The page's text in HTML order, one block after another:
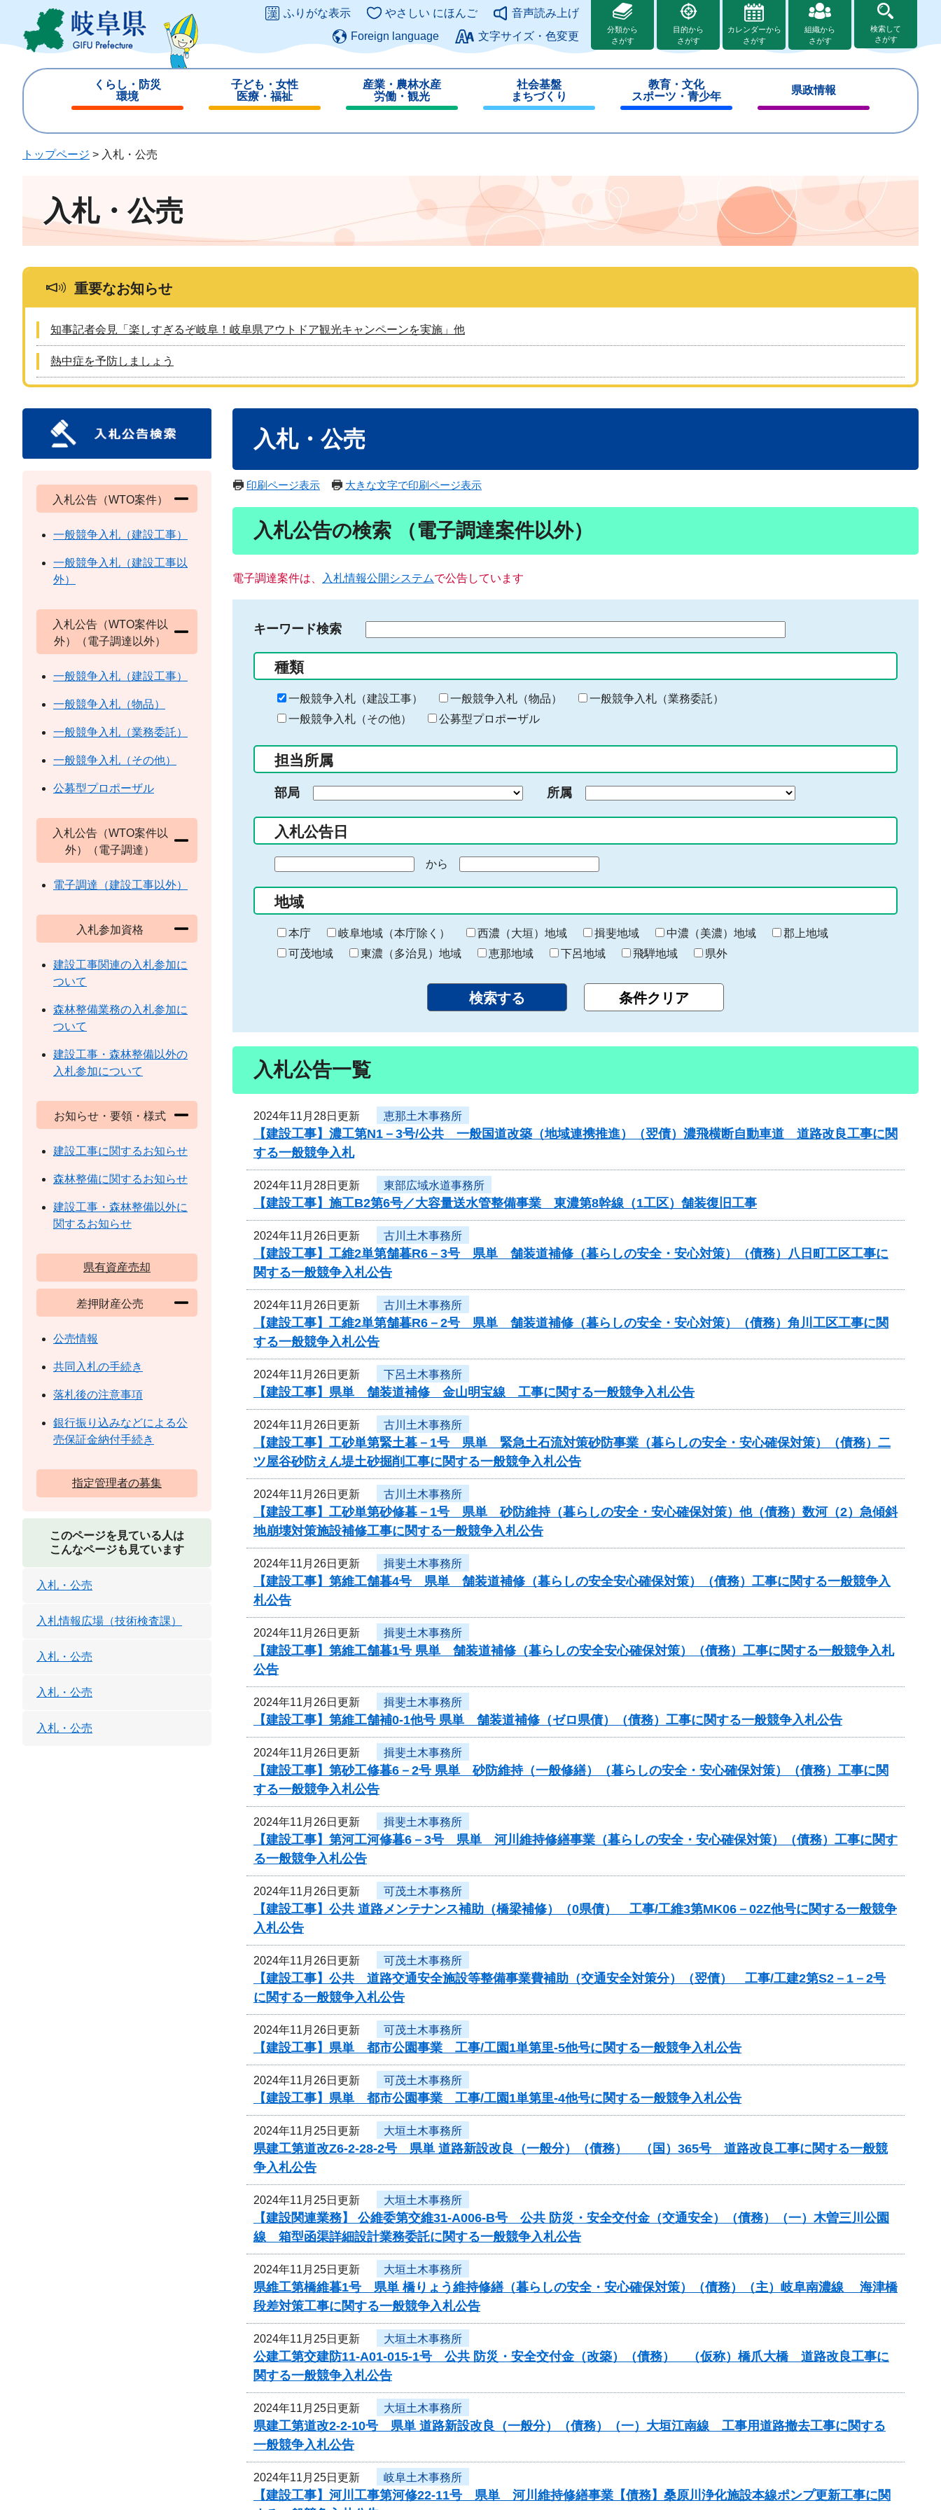
ジ
ュ
このページの本文へ
ふりがな表示 やさしい にほんご
音声読み上げ
Foreign language
文字サイズ・色変更
分類から
さがす
目的から
さがす
カレンダーから
さがす
組織から
さがす
検索して
さがす
くらし・防災
環境
じ
子ども・女性
医療・福祉
じ
産業・農林水産
労働・観光
じ
社会基盤
まちづくり
じ
教育・文化
スポーツ・青少年
じ
県政情報
じ
トップページ > 入札・公売
入札・公売
重要なお知らせ
知事記者会見「楽しすぎるぞ岐阜！岐阜県アウトドア観光キャンペーンを実施」他
熱中症を予防しましょう
入札・公売
印刷ページ表示 大きな文字で印刷ページ表示
入札公告の検索 （電子調達案件以外）
電子調達案件は、 入札情報公開システムで公告しています
キーワード検索
る
キ
ー
ー
入
力
種類
一般競争入札（建設工事） 一般競争入札（物品）
一般競争入札（業務委託）
一般競争入札（その他）
公募型プロポーザル
担当所属
部局 所属
入札公告日
の
始
ま
り
から
終
わ
り
地域
本庁 岐阜地域（本庁除く） 西濃（大垣）地域 揖斐地域 中濃（美濃）地域
郡上地域
可茂地域
東濃（多治見）地域 恵那地域 下呂地域 飛騨地域 県外
入札公告一覧
2024年11月28日更新 恵那土木事務所
【建設工事】濃工第N1－3号/公共 一般国道改築（地域連携推進）（翌債）濃飛横断自動車道 道路改良工事に関
する一般競争入札
2024年11月28日更新 東部広域水道事務所
【建設工事】施工B2第6号／大容量送水管整備事業 東濃第8幹線（1工区）舗装復旧工事
2024年11月26日更新 古川土木事務所
【建設工事】工維2単第舗暮R6－3号 県単 舗装道補修（暮らしの安全・安心対策）（債務）八日町工区工事に
関する一般競争入札公告
2024年11月26日更新 古川土木事務所
【建設工事】工維2単第舗暮R6－2号 県単 舗装道補修（暮らしの安全・安心対策）（債務）角川工区工事に関
する一般競争入札公告
2024年11月26日更新 下呂土木事務所
【建設工事】県単 舗装道補修 金山明宝線 工事に関する一般競争入札公告
2024年11月26日更新 古川土木事務所
【建設工事】工砂単第緊土暮－1号 県単 緊急土石流対策砂防事業（暮らしの安全・安心確保対策）（債務）二
ツ屋谷砂防えん堤土砂掘削工事に関する一般競争入札公告
2024年11月26日更新 古川土木事務所
【建設工事】工砂単第砂修暮－1号 県単 砂防維持（暮らしの安全・安心確保対策）他（債務）数河（2）急傾斜
地崩壊対策施設補修工事に関する一般競争入札公告
2024年11月26日更新 揖斐土木事務所
【建設工事】第維工舗暮4号 県単 舗装道補修（暮らしの安全安心確保対策）（債務）工事に関する一般競争入
札公告
2024年11月26日更新 揖斐土木事務所
【建設工事】第維工舗暮1号 県単 舗装道補修（暮らしの安全安心確保対策）（債務）工事に関する一般競争入札
公告
2024年11月26日更新 揖斐土木事務所
【建設工事】第維工舗補0-1他号 県単 舗装道補修（ゼロ県債）（債務）工事に関する一般競争入札公告
2024年11月26日更新 揖斐土木事務所
【建設工事】第砂工修暮6－2号 県単 砂防維持（一般修繕）（暮らしの安全・安心確保対策）（債務）工事に関
する一般競争入札公告
2024年11月26日更新 揖斐土木事務所
【建設工事】第河工河修暮6－3号 県単 河川維持修繕事業（暮らしの安全・安心確保対策）（債務）工事に関す
る一般競争入札公告
2024年11月26日更新 可茂土木事務所
【建設工事】公共 道路メンテナンス補助（橋梁補修）（0県債） 工事/工維3第MK06－02Z他号に関する一般競争
入札公告
2024年11月26日更新 可茂土木事務所
【建設工事】公共 道路交通安全施設等整備事業費補助（交通安全対策分）（翌債） 工事/工建2第S2－1－2号
に関する一般競争入札公告
2024年11月26日更新 可茂土木事務所
【建設工事】県単 都市公園事業 工事/工園1単第里-5他号に関する一般競争入札公告
2024年11月26日更新 可茂土木事務所
【建設工事】県単 都市公園事業 工事/工園1単第里-4他号に関する一般競争入札公告
2024年11月25日更新 大垣土木事務所
県建工第道改Z6-2-28-2号 県単 道路新設改良（一般分）（債務） （国）365号 道路改良工事に関する一般競
争入札公告
2024年11月25日更新 大垣土木事務所
【建設関連業務】 公維委第交維31-A006-B号 公共 防災・安全交付金（交通安全）（債務）（一）木曽三川公園
線 箱型函渠詳細設計業務委託に関する一般競争入札公告
2024年11月25日更新 大垣土木事務所
県維工第橋維暮1号 県単 橋りょう維持修繕（暮らしの安全・安心確保対策）（債務）（主）岐阜南濃線 海津橋
段差対策工事に関する一般競争入札公告
2024年11月25日更新 大垣土木事務所
公建工第交建防11-A01-015-1号 公共 防災・安全交付金（改築）（債務） （仮称）橋爪大橋 道路改良工事に
関する一般競争入札公告
2024年11月25日更新 大垣土木事務所
県建工第道改2-2-10号 県単 道路新設改良（一般分）（債務）（一）大垣江南線 工事用道路撤去工事に関する
一般競争入札公告
2024年11月25日更新 岐阜土木事務所
【建設工事】河川工事第河修22-11号 県単 河川維持修繕事業【債務】桑原川浄化施設本線ポンプ更新工事に関
入札公告（WTO案件）
一般競争入札（建設工事）
一般競争入札（建設工事以
外）
入札公告（WTO案件以
外）（電子調達以外）
一般競争入札（建設工事）
一般競争入札（物品）
一般競争入札（業務委託）
一般競争入札（その他）
公募型プロポーザル
入札公告（WTO案件以
外）（電子調達）
電子調達（建設工事以外）
入札参加資格
建設工事関連の入札参加に
ついて
森林整備業務の入札参加に
ついて
建設工事・森林整備以外の
入札参加について
お知らせ・要領・様式
建設工事に関するお知らせ
森林整備に関するお知らせ
建設工事・森林整備以外に
関するお知らせ
県有資産売却
差押財産公売
公売情報
共同入札の手続き
落札後の注意事項
銀行振り込みなどによる公
売保証金納付手続き
指定管理者の募集
このページを見ている人は
こんなページも見ています
入札・公売
入札情報広場（技術検査課）
入札・公売
入札・公売
入札・公売